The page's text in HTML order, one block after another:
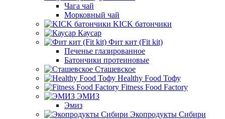
Чага чай
Морковный чай
KICK батончики
Каусар
Фит кит (Fit kit)
Печенье глазированное
Батончики протеиновые
Сташевское
Healthy Food Тофу
Fitness Food Factory
ЭМИЗ
Эмиз
Экопродукты Сибири